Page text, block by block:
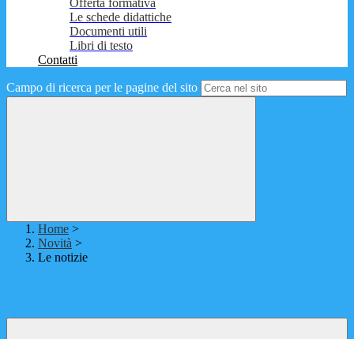
Offerta formativa
Le schede didattiche
Documenti utili
Libri di testo
Contatti
Campo di ricerca per le pagine del sito
Home >
Novità >
Le notizie